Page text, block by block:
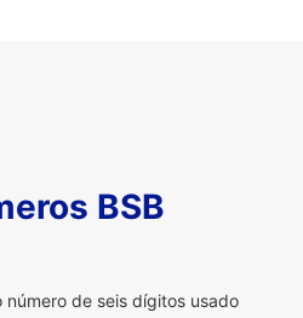
BSB
número de seis dígitos usado